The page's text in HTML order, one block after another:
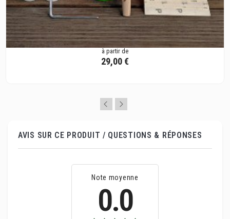
à partir de
29,00 €
AVIS SUR CE PRODUIT / QUESTIONS & RÉPONSES
Note moyenne
0.0